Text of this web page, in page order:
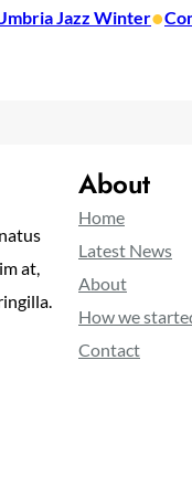
Jazz Winter•
at,
About
Home
Latest News
About
How we
Contact